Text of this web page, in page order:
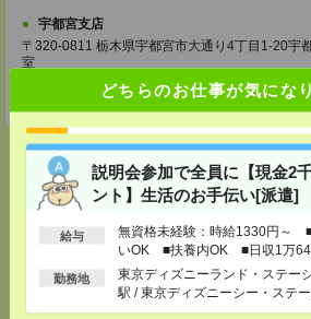
どちらのお仕事が気にな
説明会参加で全員に【現金2
ント】生活のお手伝い[派遣]
給与
無資格未経験：時給1330円～
いOK ■扶養内OK ■日収1万
以上
勤務地
東京ディズニーランド・ステー
駅 / 東京ディズニーシー・ステ
ン駅 / リゾートゲートウェイ・
宇都宮支店
〒320-0811 栃木県宇都宮市大通り4丁目1-20宇
室
気になる！